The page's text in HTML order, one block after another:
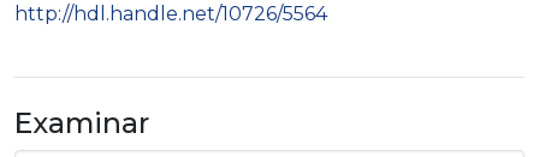
http://hdl.handle.net/10726/5564
Examinar